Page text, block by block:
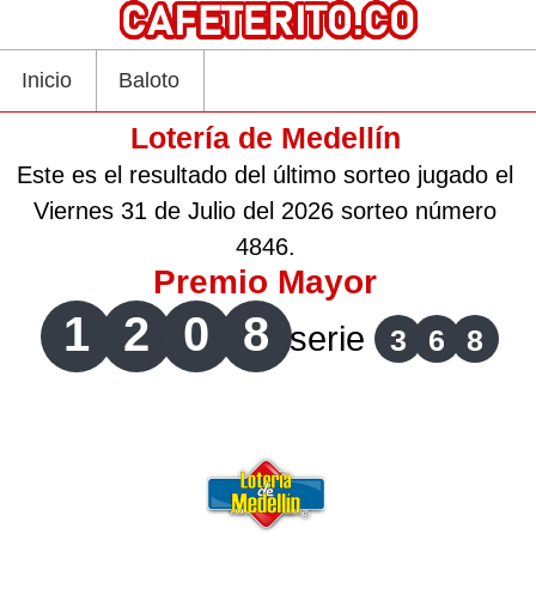
Inicio Baloto
Lotería de Medellín
Este es el resultado del último sorteo jugado el
Viernes 31 de Julio del 2026 sorteo número
4846.
Premio Mayor
1 2 0 8 serie 3 6 8